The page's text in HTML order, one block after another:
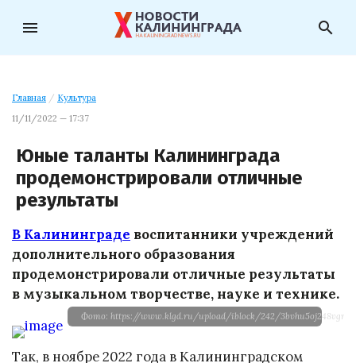
menu search
Главная / Культура
11/11/2022 — 17:37
Юные таланты Калининграда
продемонстрировали отличные
результаты
В Калининграде воспитанники учреждений
дополнительного образования
продемонстрировали отличные результаты
в музыкальном творчестве, науке и технике.
Фото: https://www.klgd.ru/upload/iblock/242/
Так, в ноябре 2022 года в Калининградском